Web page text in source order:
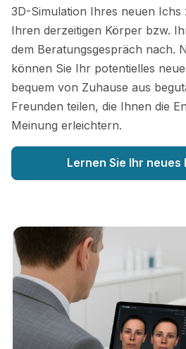
3D-Simulation Ihres neuen Ichs
Ihren derzeitigen Körper bzw.
dem Beratungsgespräch nach.
können Sie Ihr potentielles
bequem von Zuhause aus
Freunden teilen, die Ihnen die
Meinung erleichtern.
Lernen Sie Ihr neues